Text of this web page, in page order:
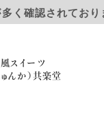
く確認されてお
スイーツ
んか）共楽堂